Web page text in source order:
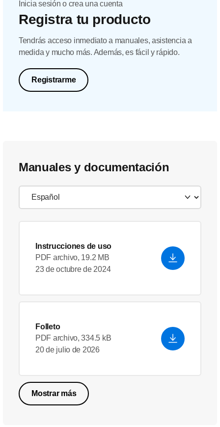
Inicia sesión o crea una cuenta
Registra tu producto
Tendrás acceso inmediato a manuales, asistencia a
medida y mucho más. Además, es fácil y rápido.
Registrarme
Manuales y documentación
Instrucciones de uso
PDF archivo, 19.2 MB
23 de octubre de 2024
Folleto
PDF archivo, 334.5 kB
20 de julio de 2026
Mostrar más